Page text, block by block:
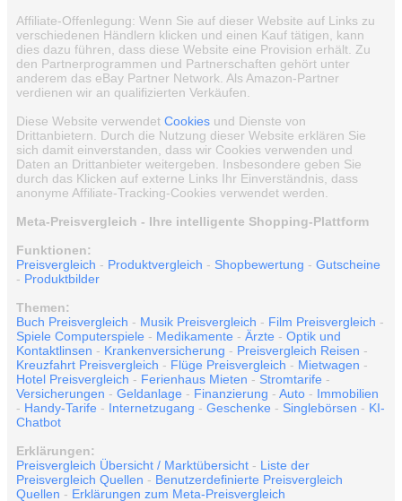
Affiliate-Offenlegung: Wenn Sie auf dieser Website auf Links zu
verschiedenen Händlern klicken und einen Kauf tätigen, kann
dies dazu führen, dass diese Website eine Provision erhält. Zu
den Partnerprogrammen und Partnerschaften gehört unter
anderem das eBay Partner Network. Als Amazon-Partner
verdienen wir an qualifizierten Verkäufen.
Diese Website verwendet Cookies und Dienste von
Drittanbietern. Durch die Nutzung dieser Website erklären Sie
sich damit einverstanden, dass wir Cookies verwenden und
Daten an Drittanbieter weitergeben. Insbesondere geben Sie
durch das Klicken auf externe Links Ihr Einverständnis, dass
anonyme Affiliate-Tracking-Cookies verwendet werden.
Meta-Preisvergleich - Ihre intelligente Shopping-Plattform
Funktionen:
Preisvergleich - Produktvergleich - Shopbewertung - Gutscheine
- Produktbilder
Themen:
Buch Preisvergleich - Musik Preisvergleich - Film Preisvergleich -
Spiele Computerspiele - Medikamente - Ärzte - Optik und
Kontaktlinsen - Krankenversicherung - Preisvergleich Reisen -
Kreuzfahrt Preisvergleich - Flüge Preisvergleich - Mietwagen -
Hotel Preisvergleich - Ferienhaus Mieten - Stromtarife -
Versicherungen - Geldanlage - Finanzierung - Auto - Immobilien
- Handy-Tarife - Internetzugang - Geschenke - Singlebörsen - KI-
Chatbot
Erklärungen:
Preisvergleich Übersicht / Marktübersicht - Liste der
Preisvergleich Quellen - Benutzerdefinierte Preisvergleich
Quellen - Erklärungen zum Meta-Preisvergleich